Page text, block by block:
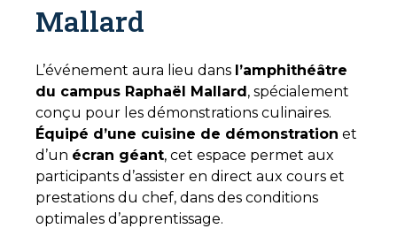
Mallard
L’événement aura lieu dans l’amphithéâtre
du campus Raphaël Mallard, spécialement
conçu pour les démonstrations culinaires.
Équipé d’une cuisine de démonstration et
d’un écran géant, cet espace permet aux
participants d’assister en direct aux cours et
prestations du chef, dans des conditions
optimales d’apprentissage.